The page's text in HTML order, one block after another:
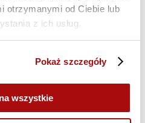
otrzymanymi od Ciebie lub
z ich usług.
Pokaż szczegóły
wszystkie